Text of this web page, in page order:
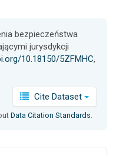
bezpieczeństwa
jurysdykcji
10.18150/5ZFMHC,
Cite Dataset
Data Citation Standards.